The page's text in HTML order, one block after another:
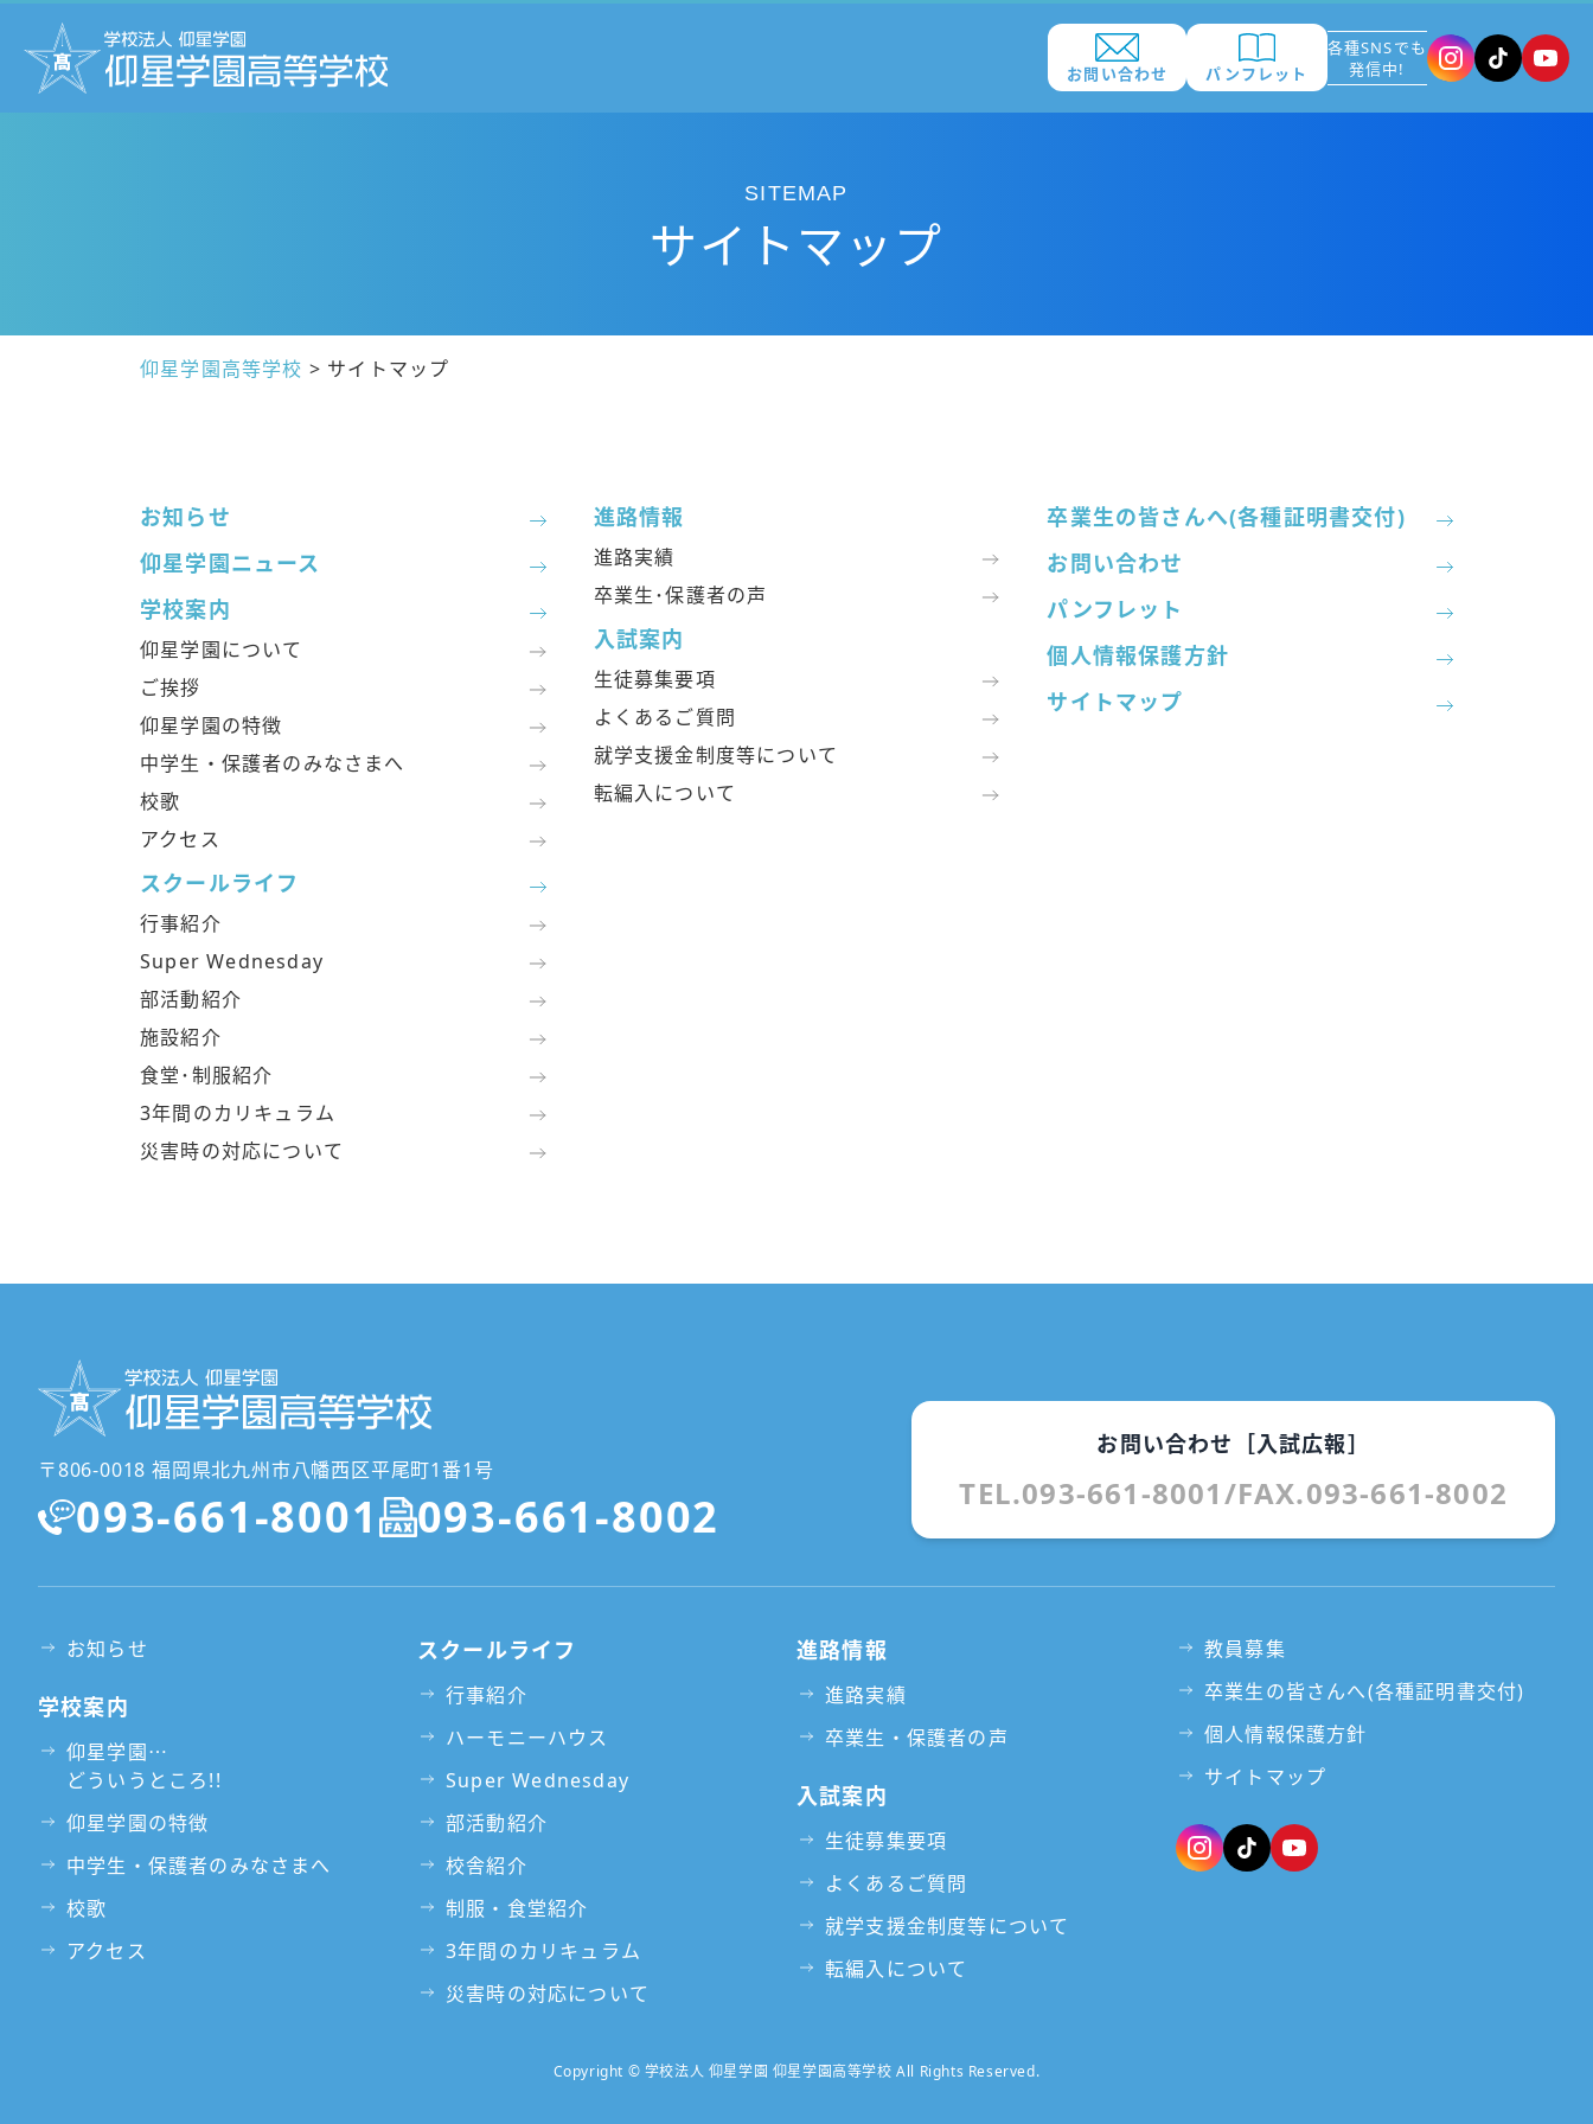
お問い合わせ パンフレット
各種SNSでも
発信中!
SITEMAP
サイトマップ
仰星学園高等学校 > サイトマップ
お知らせ
仰星学園ニュース
学校案内
仰星学園について
ご挨拶
仰星学園の特徴
中学生・保護者のみなさまへ
校歌
アクセス
スクールライフ
行事紹介
Super Wednesday
部活動紹介
施設紹介
食堂･制服紹介
3年間のカリキュラム
災害時の対応について
進路情報
進路実績
卒業生･保護者の声
入試案内
生徒募集要項
よくあるご質問
就学支援金制度等について
転編入について
卒業生の皆さんへ(各種証明書交付)
お問い合わせ
パンフレット
個人情報保護方針
サイトマップ
〒806-0018 福岡県北九州市八幡西区平尾町1番1号
093-661-8001 093-661-8002
お問い合わせ［入試広報］
TEL.093-661-8001/FAX.093-661-8002
お知らせ
学校案内
仰星学園⋯
どういうところ!!
仰星学園の特徴
中学生・保護者のみなさまへ
校歌
アクセス
スクールライフ
行事紹介
ハーモニーハウス
Super Wednesday
部活動紹介
校舎紹介
制服・食堂紹介
3年間のカリキュラム
災害時の対応について
進路情報
進路実績
卒業生・保護者の声
入試案内
生徒募集要項
よくあるご質問
就学支援金制度等について
転編入について
教員募集
卒業生の皆さんへ(各種証明書交付)
個人情報保護方針
サイトマップ
Copyright © 学校法人 仰星学園 仰星学園高等学校 All Rights Reserved.